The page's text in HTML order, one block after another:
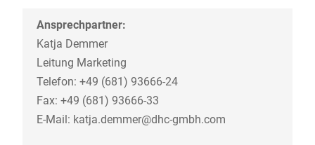
Ansprechpartner:
Katja Demmer
Leitung Marketing
Telefon: +49 (681) 93666-24
Fax: +49 (681) 93666-33
E-Mail: katja.demmer@dhc-gmbh.com